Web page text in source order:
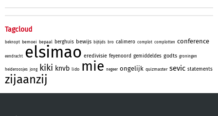
Tagcloud
beknopt bemoei bepaal berghuis bewijs bijtijds bro calimero complot complotten conference
eendracht elsimao eredivisie feyenoord gemiddeldes godts groningen
heideroosjes jong kiki knvb lido mie negeer ongelijk quizmaster sevic statements
zijaanzij